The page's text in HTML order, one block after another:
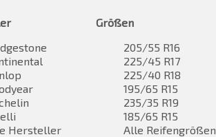
Hersteller
Größen
205/55 R16
225/45 R17
225/40 R18
195/65 R15
235/35 R19
185/65 R15
Alle Reifengrößen